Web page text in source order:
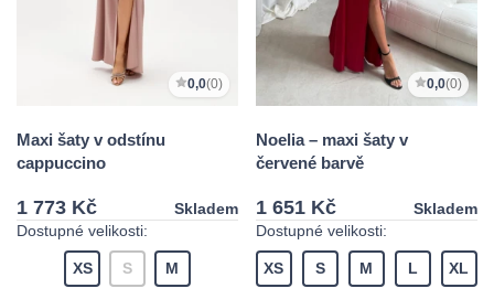
0,0(0)
Maxi šaty v odstínu
cappuccino
1 773 Kč
Skladem
Dostupné velikosti:
XS S M
0,0(0)
Noelia – maxi šaty v
červené barvě
1 651 Kč
Skladem
Dostupné velikosti:
XS S M L XL